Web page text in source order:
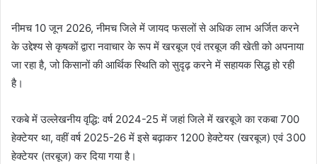
नीमच 10 जून 2026, नीमच जिले में जायद फसलों से अधिक लाभ अर्जित करने
के उद्देश्य से कृषकों द्वारा नवाचार के रूप में खरबूज एवं तरबूज की खेती को अपनाया
जा रहा है, जो किसानों की आर्थिक स्थिति को सुदृढ़ करने में सहायक सिद्ध हो रही
है।
रकबे में उल्लेखनीय वृद्धि: वर्ष 2024-25 में जहां जिले में खरबूजे का रकबा 700
हेक्टेयर था, वहीं वर्ष 2025-26 में इसे बढ़ाकर 1200 हेक्टेयर (खरबूज) एवं 300
हेक्टेयर (तरबूज) कर दिया गया है।